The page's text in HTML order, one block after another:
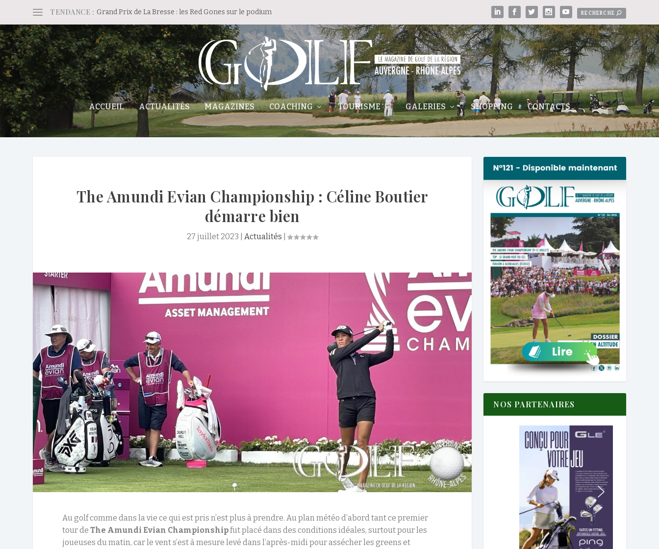
TENDANCE : Grand Prix de La Bresse : les Red Gones sur le podium
ACCUEIL ACTUALITÉS MAGAZINES COACHING TOURISME GALERIES SHOPPING CONTACTS
The Amundi Evian Championship : Céline Boutier
démarre bien
27 juillet 2023 |Actualités |
Au golf comme dans la vie ce qui est pris n’est plus à prendre. Au plan météo d’abord tant ce premier
tour deThe Amundi Evian Championshipfut placé dans des conditions idéales, surtout pour les
joueuses du matin, car le vent s’est à mesure levé dans l’après-midi pour assécher les greens et
NOS PARTENAIRES